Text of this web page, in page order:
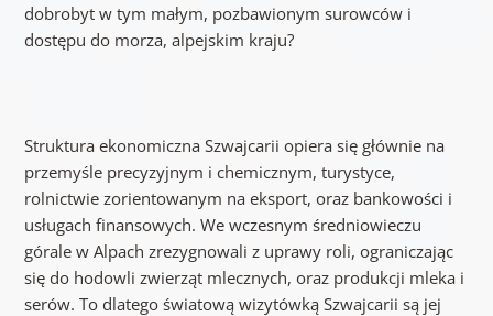
dobrobyt w tym małym, pozbawionym surowców i
dostępu do morza, alpejskim kraju?
Struktura ekonomiczna Szwajcarii opiera się głównie na
przemyśle precyzyjnym i chemicznym, turystyce,
rolnictwie zorientowanym na eksport, oraz bankowości i
usługach finansowych. We wczesnym średniowieczu
górale w Alpach zrezygnowali z uprawy roli, ograniczając
się do hodowli zwierząt mlecznych, oraz produkcji mleka i
serów. To dlatego światową wizytówką Szwajcarii są jej